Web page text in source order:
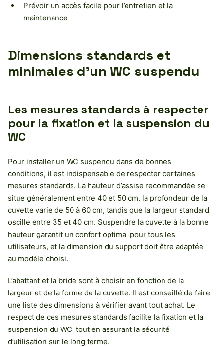
Prévoir un accès facile pour l’entretien et la
maintenance
Dimensions standards et
minimales d’un WC suspendu
Les mesures standards à respecter
pour la fixation et la suspension du
WC
Pour installer un WC suspendu dans de bonnes
conditions, il est indispensable de respecter certaines
mesures standards. La hauteur d’assise recommandée se
situe généralement entre 40 et 50 cm, la profondeur de la
cuvette varie de 50 à 60 cm, tandis que la largeur standard
oscille entre 35 et 40 cm. Suspendre la cuvette à la bonne
hauteur garantit un confort optimal pour tous les
utilisateurs, et la dimension du support doit être adaptée
au modèle choisi.
L’abattant et la bride sont à choisir en fonction de la
largeur et de la forme de la cuvette. Il est conseillé de faire
une liste des dimensions à vérifier avant tout achat. Le
respect de ces mesures standards facilite la fixation et la
suspension du WC, tout en assurant la sécurité
d’utilisation sur le long terme.